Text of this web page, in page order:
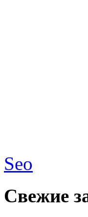
Seo
Свежие